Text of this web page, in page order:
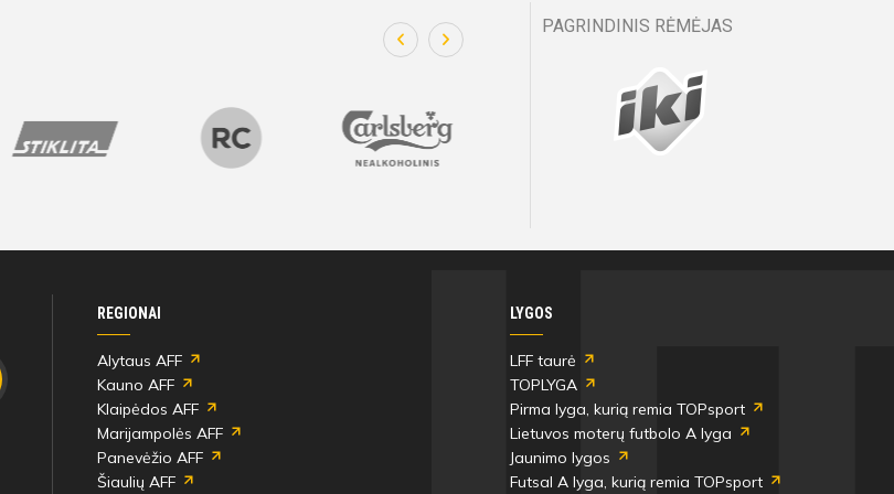
PAGRINDINIS RĖMĖJAS
REGIONAI
Alytaus AFF
Kauno AFF
Klaipėdos AFF
Marijampolės AFF
Panevėžio AFF
Šiaulių AFF
LYGOS
LFF taurė
TOPLYGA
Pirma lyga, kurią remia TOPsport
Lietuvos moterų futbolo A lyga
Jaunimo lygos
Futsal A lyga, kurią remia TOPsport